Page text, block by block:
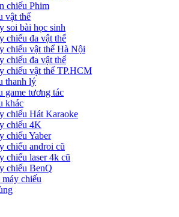
chiếu Phim
vật thể
soi bài học sinh
chiếu đa vật thể
chiếu vật thể Hà Nội
chiếu đa vật thể
chiếu vật thể TP.HCM
thanh lý
game tương tác
khác
chiếu Hát Karaoke
chiếu 4K
chiếu Yaber
chiếu androi cũ
chiếu laser 4k cũ
chiếu BenQ
chiếu